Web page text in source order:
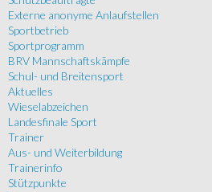
Externe anonyme Anlaufstellen
Sportbetrieb
Sportprogramm
BRV Mannschaftskämpfe
Schul- und Breitensport
Aktuelles
Wieselabzeichen
Landesfinale Sport
Trainer
Aus- und Weiterbildung
Trainerinfo
Stützpunkte